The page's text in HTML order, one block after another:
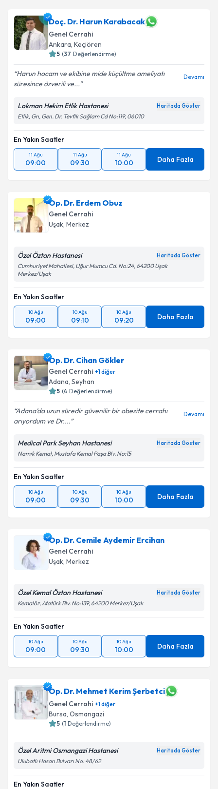
için bir takvim hazırlandığında e-posta ile
bilgilendireceğiz.
E-posta Adresiniz
Metni'ni okudum ve kişisel verilerimin belirtilen
kapsamda işlenmesini kabul ediyorum.
Takvim Talebini Gönder
Doç. Dr. Harun Karabacak
Genel Cerrahi
Ankara, Keçiören
5 (37 Değerlendirme)
Harun hocam ve ekibine mide küçültme ameliyatı
süresince özverili ve...
Devamı
Lokman Hekim Etlik Hastanesi Haritada Göster
Etlik, Gn, Gen. Dr. Tevfik Sağlam Cd No:119, 06010
En Yakın Saatler
11 Ağu
09:00
11 Ağu
09:30
11 Ağu
10:00 Daha Fazla
Op. Dr. Erdem Obuz
Genel Cerrahi
Uşak, Merkez
Özel Öztan Hastanesi Haritada Göster
Cumhuriyet Mahallesi, Uğur Mumcu Cd. No:24, 64200 Uşak
Merkez/Uşak
En Yakın Saatler
10 Ağu
09:00
10 Ağu
09:10
10 Ağu
09:20 Daha Fazla
Op. Dr. Cihan Gökler
Genel Cerrahi +1diğer
Adana, Seyhan
5 (4 Değerlendirme)
Adana’da uzun süredir güvenilir bir obezite cerrahı
arıyordum ve Dr....
Devamı
Medical Park Seyhan Hastanesi Haritada Göster
Namık Kemal, Mustafa Kemal Paşa Blv. No:15
En Yakın Saatler
10 Ağu
09:00
10 Ağu
09:30
10 Ağu
10:00 Daha Fazla
Op. Dr. Cemile Aydemir Ercihan
Genel Cerrahi
Uşak, Merkez
Özel Kemal Öztan Hastanesi Haritada Göster
Kemalöz, Atatürk Blv. No:139, 64200 Merkez/Uşak
En Yakın Saatler
10 Ağu
09:00
10 Ağu
09:30
10 Ağu
10:00 Daha Fazla
Op. Dr. Mehmet Kerim Şerbetci
Genel Cerrahi +1diğer
Bursa, Osmangazi
5 (1 Değerlendirme)
Özel Aritmi Osmangazi Hastanesi Haritada Göster
Ulubatlı Hasan Bulvarı No: 48/62
En Yakın Saatler